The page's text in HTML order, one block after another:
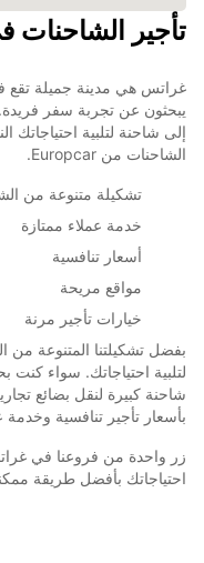
تأجير
غراتس هي مدينة جميلة تقع
يبحثون عن تجربة سفر
إلى شاحنة لتلبية احتياجاتك
الشاحنات من Europcar.
تشكيلة متنوعة من
خدمة عملاء ممتازة
أسعار تنافسية
مواقع مريحة
خيارات تأجير مرنة
بفضل تشكيلتنا المتنوعة من
لتلبية احتياجاتك. سواء كنت
شاحنة كبيرة لنقل بضائع
بأسعار تأجير تنافسية
زر واحدة من فروعنا في
احتياجاتك بأفضل طريقة